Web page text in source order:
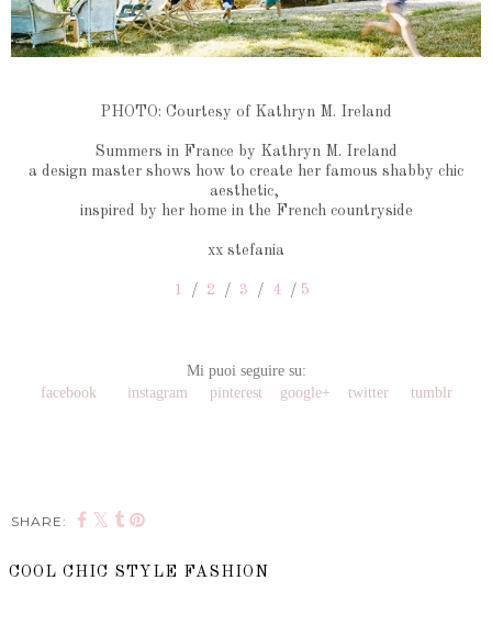
PHOTO: Courtesy of Kathryn M. Ireland
Summers in France by Kathryn M. Ireland
a design master shows how to create her famous shabby chic
aesthetic,
inspired by her home in the French countryside
xx stefania
1 / 2 / 3 / 4 / 5
Mi puoi seguire su:
facebook instagram pinterest google+ twitter tumblr
SHARE:
COOL CHIC STYLE FASHION